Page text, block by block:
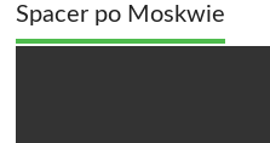
Spacer po Moskwie